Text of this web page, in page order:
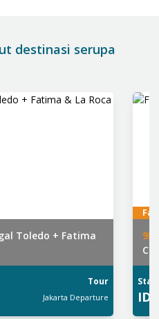
destinasi serupa
Toledo + Fatima
Tour
Jakarta Departure
9D